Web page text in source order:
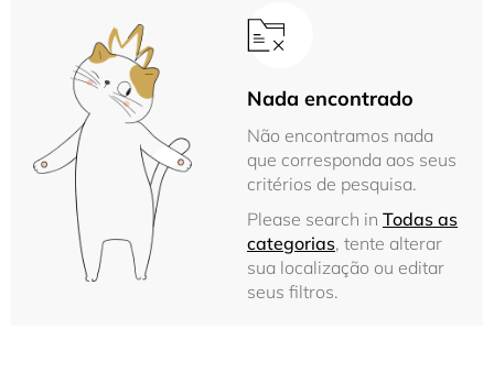
Nada encontrado
Não encontramos nada
que corresponda aos seus
critérios de pesquisa.
Please search in Todas as
categorias, tente alterar
sua localização ou editar
seus filtros.